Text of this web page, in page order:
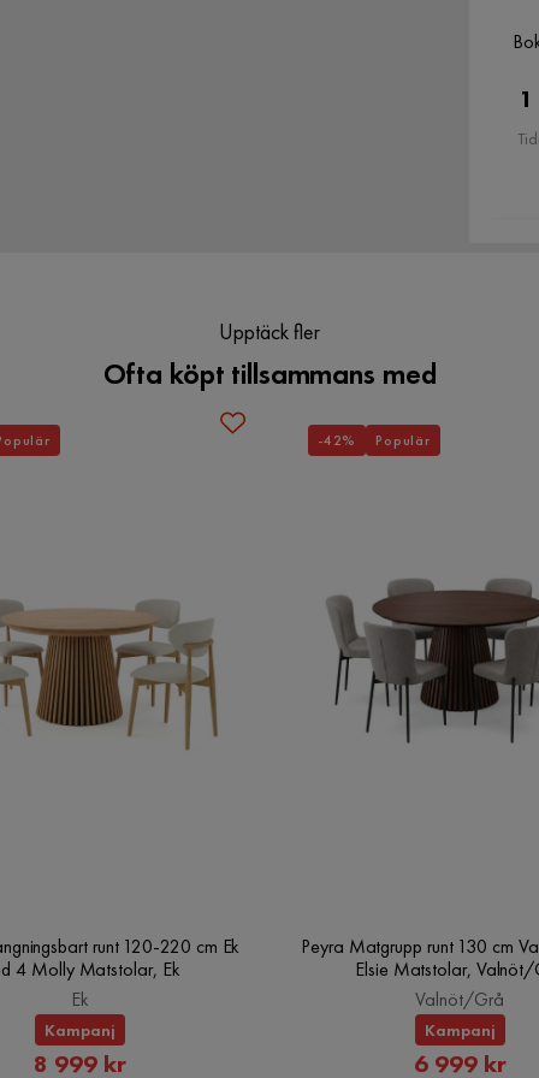
Upptäck fler
Ofta köpt tillsammans med
runt 120-220 cm Ek
4 Molly Matstolar, Ek
Ek
Kampanj
Rabatterat
8 999 kr
Peyra Matgrupp runt 130 cm
Elsie Matstolar, Valnöt/
Valnöt/Grå
Kampanj
6 999 kr
-42% Populär